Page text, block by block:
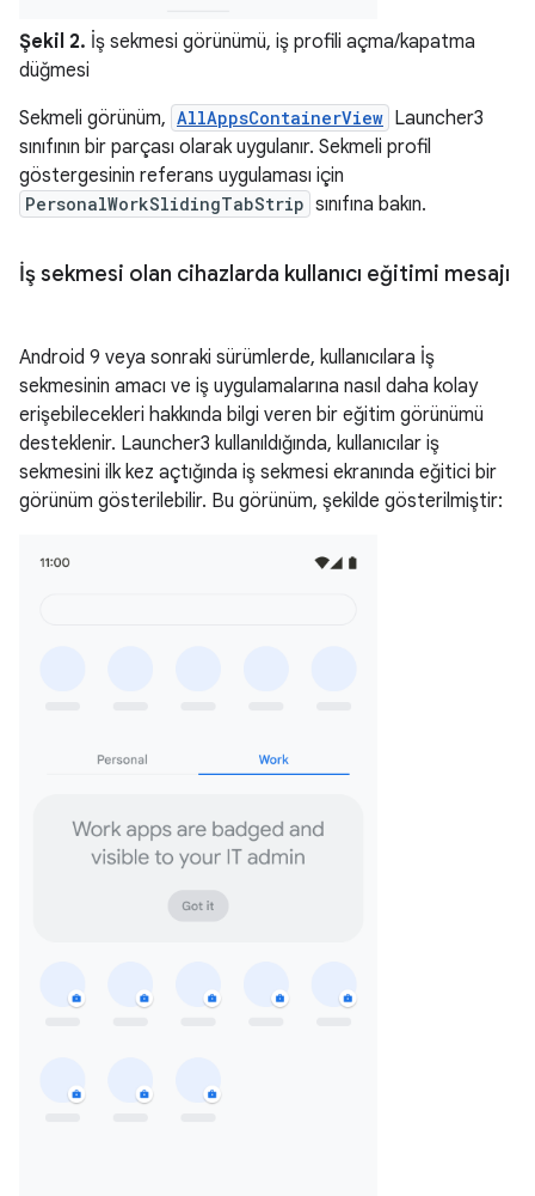
Şekil 2. İş sekmesi görünümü, iş profili açma/kapatma
düğmesi
Sekmeli görünüm, AllAppsContainerView Launcher3
sınıfının bir parçası olarak uygulanır. Sekmeli profil
göstergesinin referans uygulaması için
PersonalWorkSlidingTabStrip sınıfına bakın.
İş sekmesi olan cihazlarda kullanıcı eğitimi mesajı
Android 9 veya sonraki sürümlerde, kullanıcılara İş
sekmesinin amacı ve iş uygulamalarına nasıl daha kolay
erişebilecekleri hakkında bilgi veren bir eğitim görünümü
desteklenir. Launcher3 kullanıldığında, kullanıcılar iş
sekmesini ilk kez açtığında iş sekmesi ekranında eğitici bir
görünüm gösterilebilir. Bu görünüm, şekilde gösterilmiştir: